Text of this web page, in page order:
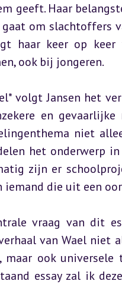
geeft. Haar
om slachtoffers
haar keer op
ook bij jongeren.
volgt Jansen het
en
niet
het onderwerp
zijn er
iemand die uit een
vraag van dit
van Wael niet
maar ook universele
essay zal ik